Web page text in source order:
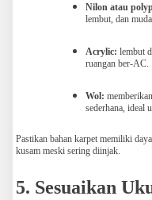
Nilon atau
lembut, dan
Acrylic: lembut
ruangan ber-AC.
Wol:
sederhana, ideal
Pastikan bahan karpet memiliki
kusam meski sering diinjak.
5. Sesuaikan